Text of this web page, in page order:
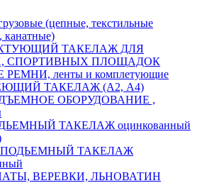
(цепные, текстильные
канатные)
ТАКЕЛАЖ ДЛЯ
СПОРТИВНЫХ ПЛОЩАДОК
ленты и комплетующие
ТАКЕЛАЖ (А2, А4)
ОБОРУДОВАНИЕ ,
ТАКЕЛАЖ оцинкованный
ТАКЕЛАЖ
ВЕРЕВКИ, ЛЬНОВАТИН